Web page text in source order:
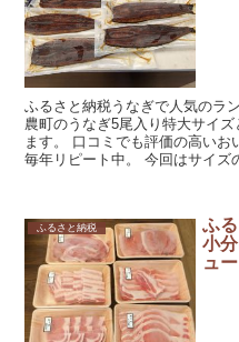
ふるさと納税うなぎで人気のラ
農町のうなぎ5尾入り特大サイ
ます。 口コミでも評価の高い
毎年リピート中。 今回はサイズ
ふるさと納税
ふ
小
ュー